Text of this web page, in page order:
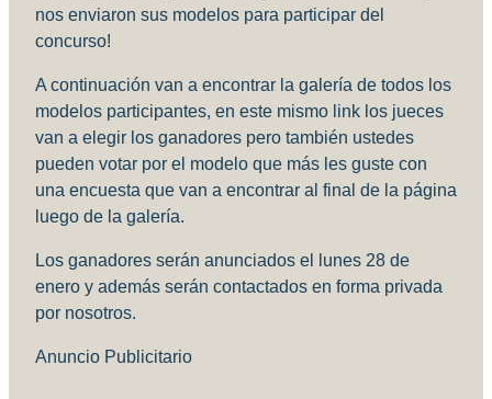
nos enviaron sus modelos para participar del
concurso!
A continuación van a encontrar la galería de todos los
modelos participantes, en este mismo link los jueces
van a elegir los ganadores pero también ustedes
pueden votar por el modelo que más les guste con
una encuesta que van a encontrar al final de la página
luego de la galería.
Los ganadores serán anunciados el lunes 28 de
enero y además serán contactados en forma privada
por nosotros.
Anuncio Publicitario